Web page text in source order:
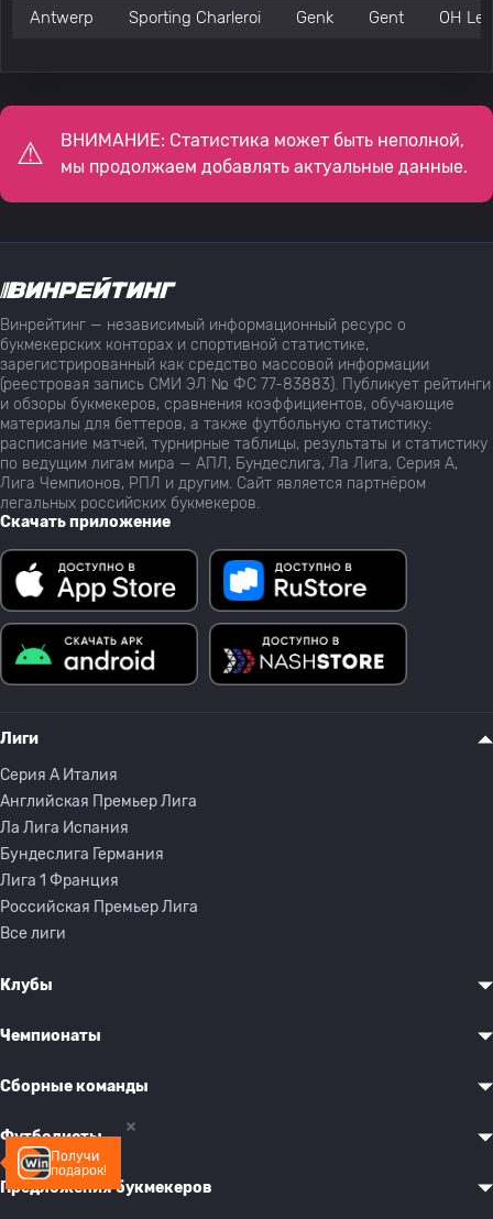
Antwerp Sporting Charleroi Genk Gent OH
ВНИМАНИЕ: Статистика может быть неполной,
мы продолжаем добавлять актуальные данные.
Получи
подарок!
Винрейтинг — независимый информационный ресурс о
букмекерских конторах и спортивной статистике,
зарегистрированный как средство массовой информации
(реестровая запись СМИ ЭЛ № ФС 77-83883). Публикует рейтинги
и обзоры букмекеров, сравнения коэффициентов, обучающие
материалы для беттеров, а также футбольную статистику:
расписание матчей, турнирные таблицы, результаты и статистику
по ведущим лигам мира — АПЛ, Бундеслига, Ла Лига, Серия А,
Лига Чемпионов, РПЛ и другим. Сайт является партнёром
легальных российских букмекеров.
Скачать приложение
Лиги
Серия A Италия
Английская Премьер Лига
Ла Лига Испания
Бундеслига Германия
Лига 1 Франция
Российская Премьер Лига
Все лиги
Клубы
Чемпионаты
Сборные команды
Футболисты
Предложения букмекеров